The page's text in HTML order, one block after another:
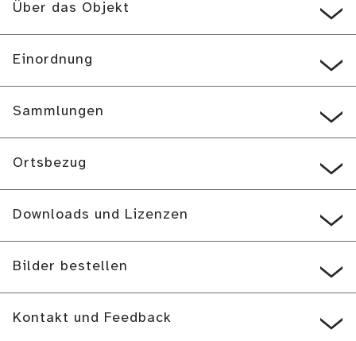
Über das Objekt
Einordnung
Sammlungen
Ortsbezug
Downloads und Lizenzen
Bilder bestellen
Kontakt und Feedback